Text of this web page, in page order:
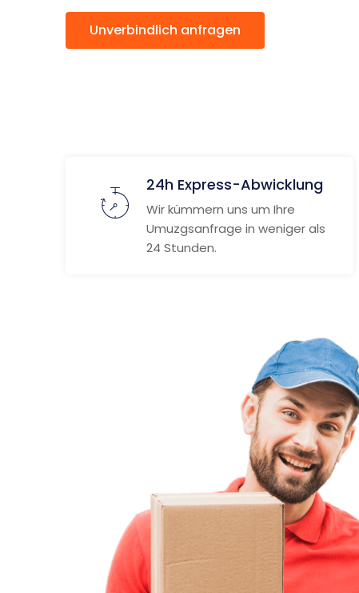
Unverbindlich anfragen
24h Express-Abwicklung
Wir kümmern uns um Ihre
Umuzgsanfrage in weniger als
24 Stunden.